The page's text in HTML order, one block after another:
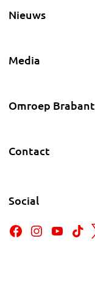
Nieuws
Media
Omroep Brabant
Contact
Social